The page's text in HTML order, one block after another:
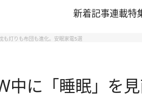
新着記事連載特
も灯りも布団も進化。安眠家電5選
中に「睡眠」を